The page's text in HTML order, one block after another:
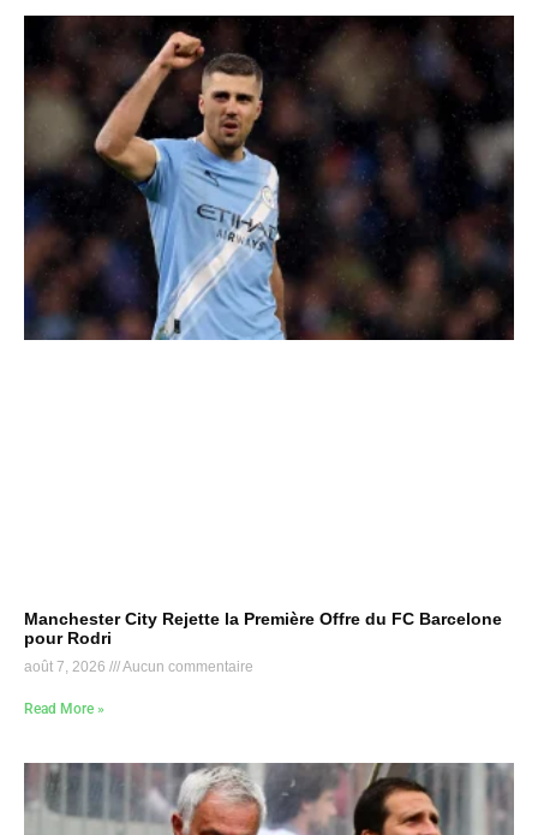
Manchester City Rejette la Première Offre du FC Barcelone
pour Rodri
août 7, 2026 Aucun commentaire
Read More »